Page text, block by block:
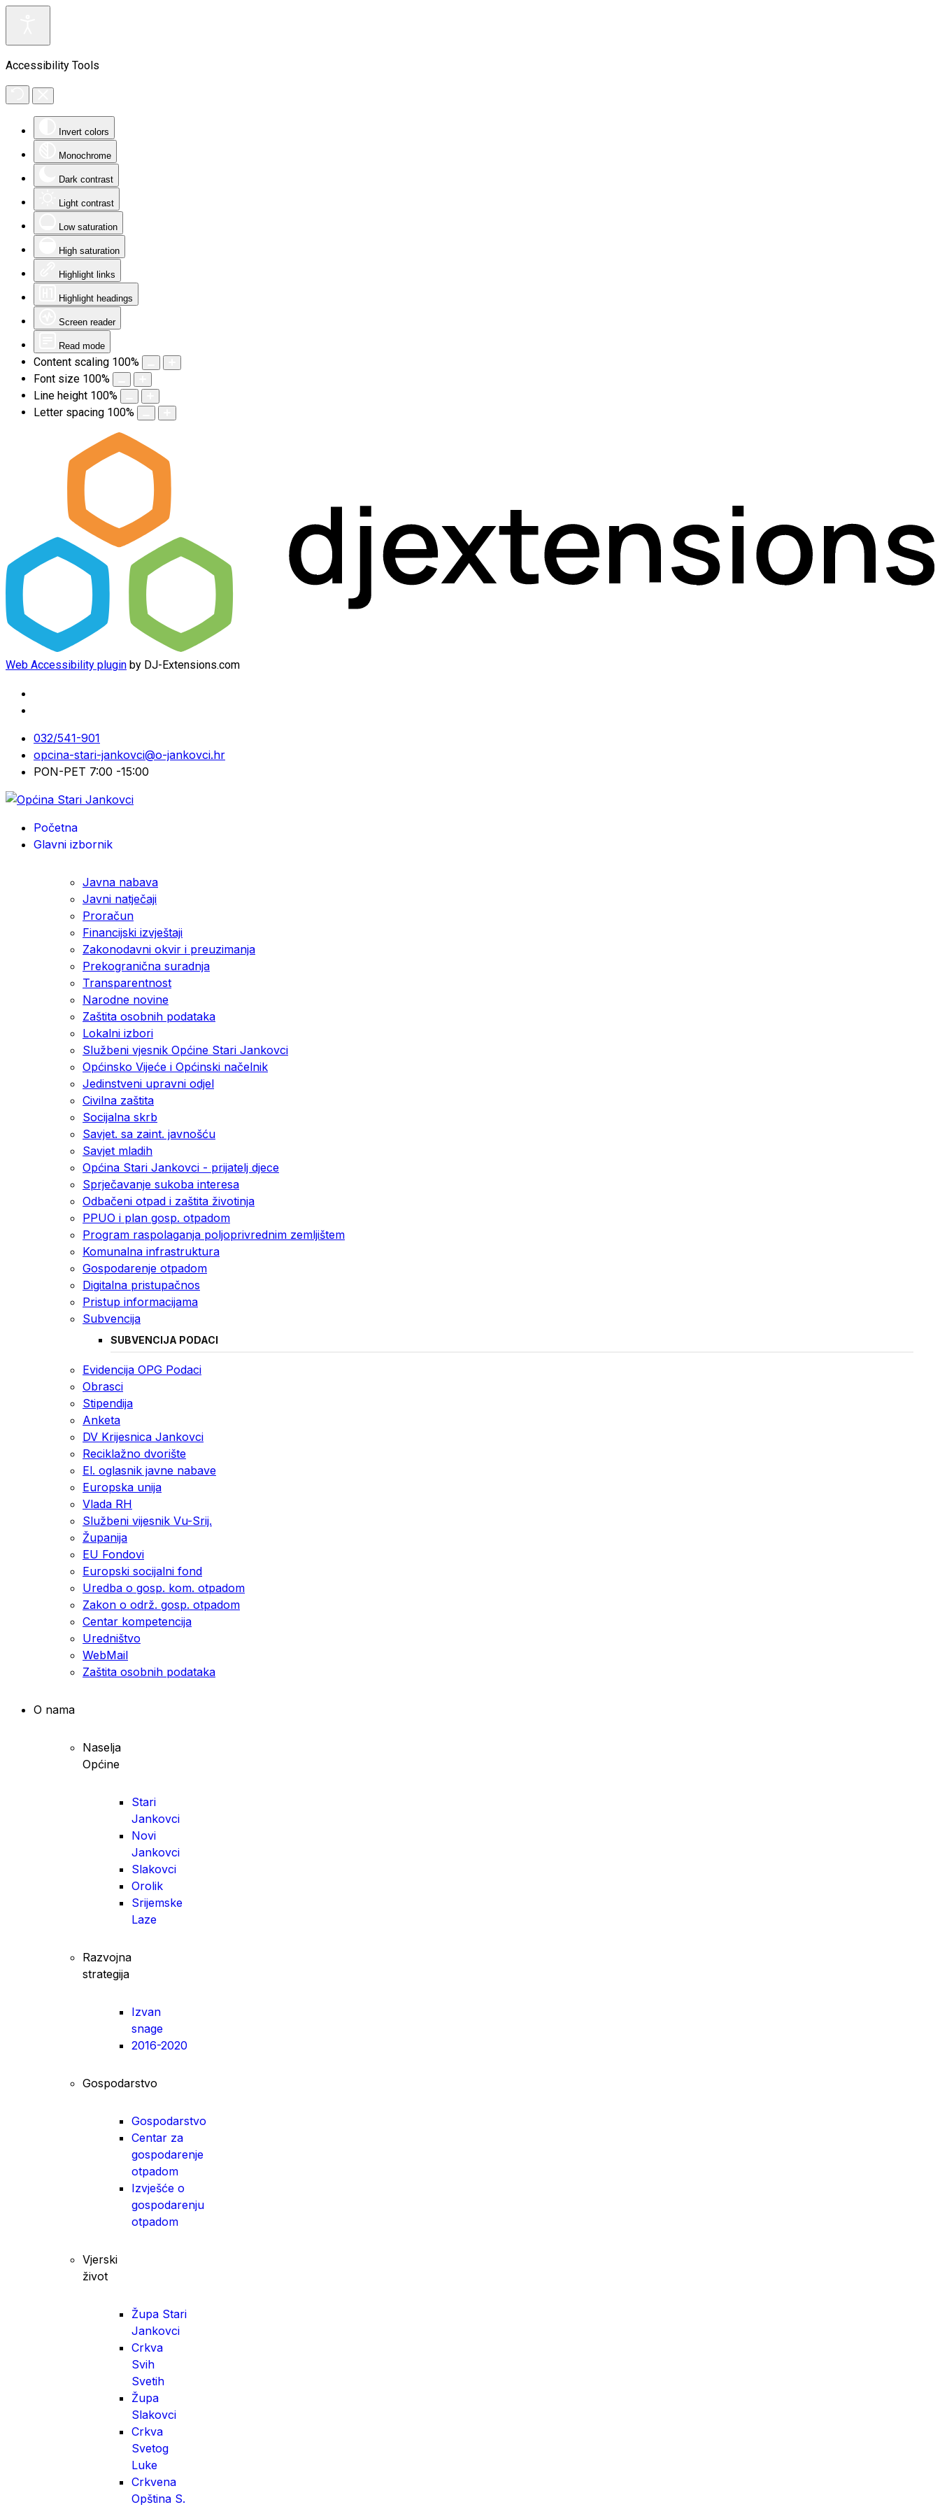
Accessibility Tools
Invert colors
Monochrome
Dark contrast
Light contrast
Low saturation
High saturation
Highlight links
Highlight headings
Screen reader
Read mode
Content scaling 100%
Font size 100%
Line height 100%
Letter spacing 100%
Web Accessibility plugin by DJ-Extensions.com
032/541-901
opcina-stari-jankovci@o-jankovci.hr
PON-PET 7:00 -15:00
Početna
Glavni izbornik
Javna nabava
Javni natječaji
Proračun
Financijski izvještaji
Zakonodavni okvir i preuzimanja
Prekogranična suradnja
Transparentnost
Narodne novine
Zaštita osobnih podataka
Lokalni izbori
Službeni vjesnik Općine Stari Jankovci
Općinsko Vijeće i Općinski načelnik
Jedinstveni upravni odjel
Civilna zaštita
Socijalna skrb
Savjet. sa zaint. javnošću
Savjet mladih
Općina Stari Jankovci - prijatelj djece
Sprječavanje sukoba interesa
Odbačeni otpad i zaštita životinja
PPUO i plan gosp. otpadom
Program raspolaganja poljoprivrednim zemljištem
Komunalna infrastruktura
Gospodarenje otpadom
Digitalna pristupačnos
Pristup informacijama
Subvencija
SUBVENCIJA PODACI
Evidencija OPG Podaci
Obrasci
Stipendija
Anketa
DV Krijesnica Jankovci
Reciklažno dvorište
El. oglasnik javne nabave
Europska unija
Vlada RH
Službeni vijesnik Vu-Srij.
Županija
EU Fondovi
Europski socijalni fond
Uredba o gosp. kom. otpadom
Zakon o održ. gosp. otpadom
Centar kompetencija
Uredništvo
WebMail
Zaštita osobnih podataka
O nama
Naselja
Općine
Stari
Jankovci
Novi
Jankovci
Slakovci
Orolik
Srijemske
Laze
Razvojna
strategija
Izvan
snage
2016-2020
Gospodarstvo
Gospodarstvo
Centar za
gospodarenje
otpadom
Izvješće o
gospodarenju
otpadom
Vjerski
život
Župa Stari
Jankovci
Crkva
Svih
Svetih
Župa
Slakovci
Crkva
Svetog
Luke
Crkvena
Opština S.